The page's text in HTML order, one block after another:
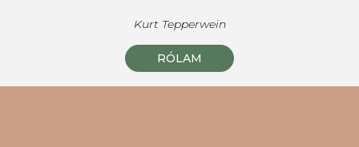
Kurt Tepperwein
RÓLAM